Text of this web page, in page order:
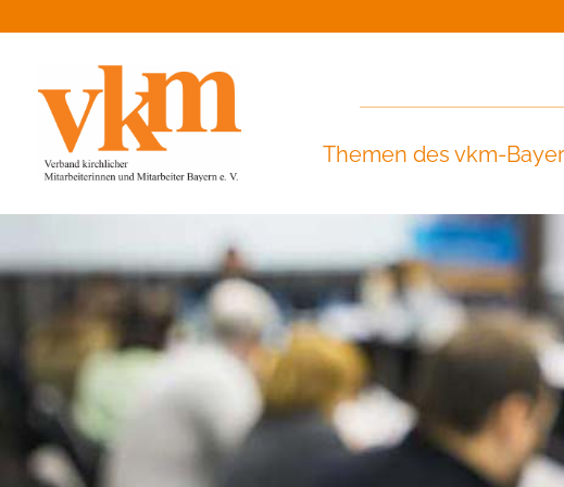
Themen des vkm-